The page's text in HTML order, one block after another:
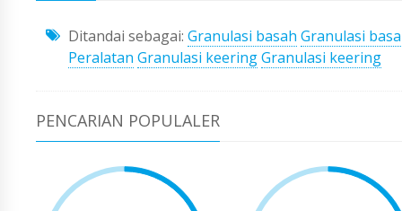
Ditandai sebagai: Granulasi basah Granulasi
Peralatan Granulasi keeringGranulasi keering
PENCARIAN POPULALER